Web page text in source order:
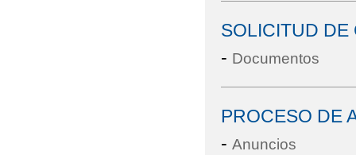
SOLICITUD DE
- Documentos
PROCESO DE
- Anuncios